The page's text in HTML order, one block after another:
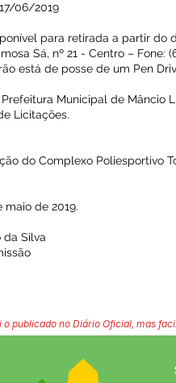
06/2019
para retirada a partir do
Sá, nº 21 - Centro –
está de posse de um Pen
Prefeitura Municipal de Mâncio
Licitações.
do Complexo Poliesportivo
maio de 2019.
da Silva
o publicado no Diário Oficial, mas